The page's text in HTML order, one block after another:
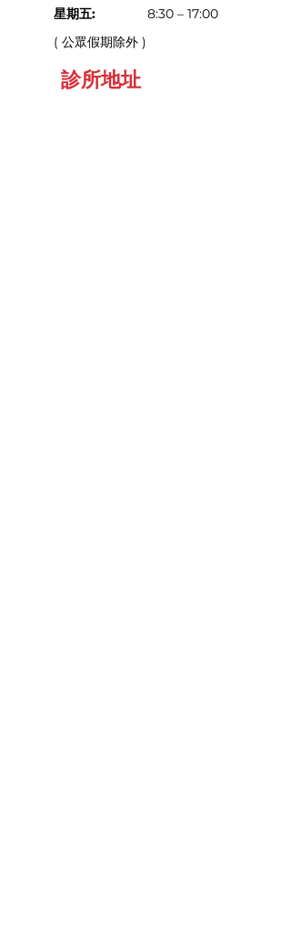
星期五:
8:30 – 17:00
( 公眾假期除外 )
診所地址